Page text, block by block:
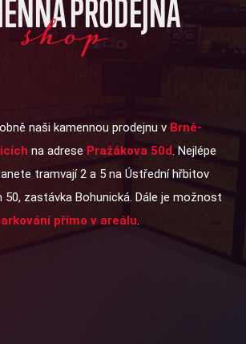
PRODEJNA
shop
naši kamennou prodejnu v Brně-
na adrese Pražákova 50d. Nejlépe
tramvají 2 a 5 na Ústřední hřbitov
zastávka Bohunická. Dále je možnost
přímo v areálu.